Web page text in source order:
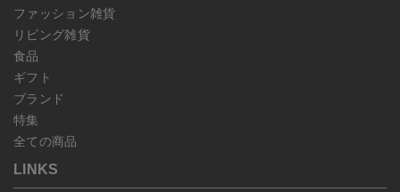
ファッション雑貨
リビング雑貨
食品
ギフト
ブランド
特集
全ての商品
LINKS